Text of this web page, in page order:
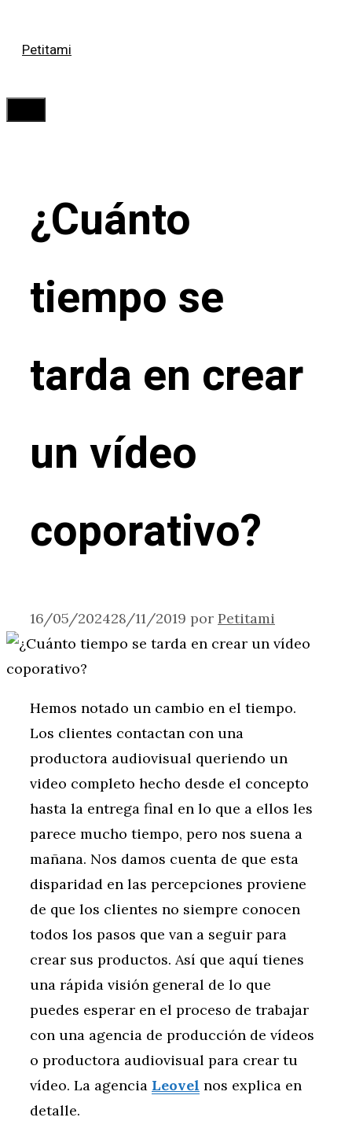
Petitami
¿Cuánto
tiempo se
tarda en crear
un vídeo
coporativo?
16/05/202428/11/2019 por Petitami
Hemos notado un cambio en el tiempo.
Los clientes contactan con una
productora audiovisual queriendo un
video completo hecho desde el concepto
hasta la entrega final en lo que a ellos les
parece mucho tiempo, pero nos suena a
mañana. Nos damos cuenta de que esta
disparidad en las percepciones proviene
de que los clientes no siempre conocen
todos los pasos que van a seguir para
crear sus productos. Así que aquí tienes
una rápida visión general de lo que
puedes esperar en el proceso de trabajar
con una agencia de producción de vídeos
o productora audiovisual para crear tu
vídeo. La agencia Leovel nos explica en
detalle.